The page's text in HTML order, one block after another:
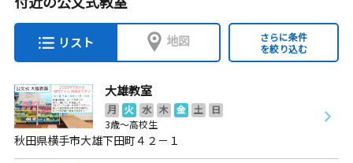
リスト 地図
さらに条件
を絞り込む
大雄教室
月 火 水 木 金 土
日
3歳～高校生
秋田県横手市大雄下田町４２－１